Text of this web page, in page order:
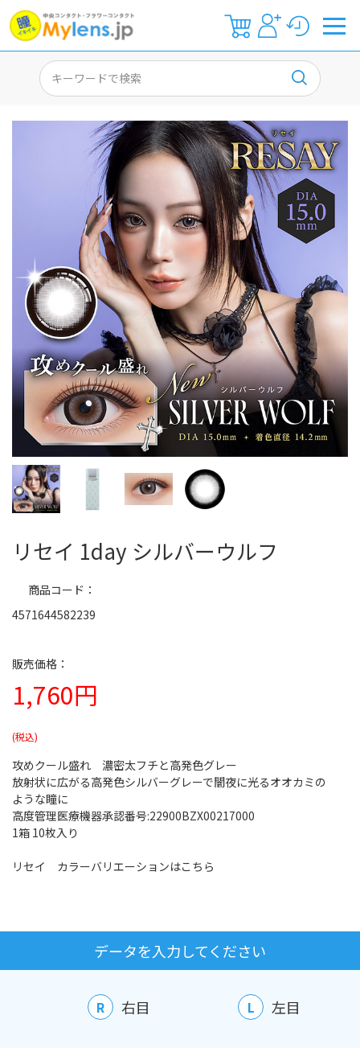
リセイ 1day シルバーウルフ
1,760円
商品コード
4571644582239
攻めクール盛れ 濃密太フチと高発色グレー
放射状に広がる高発色シルバーグレーで闇夜に光るオオカミの
ような瞳に
高度管理医療機器承認番号:22900BZX00217000
1箱 10枚入り
リセイ カラーバリエーションはこちら
データを入力してください
R 右目 L 左目